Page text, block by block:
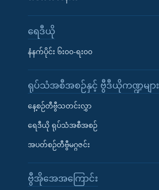
ရေဒီယို
နံနက်ပိုင်း ၆း၀၀-ရး၀၀
ရုပ်သံအစီအစဉ်နှင့် ဗွီဒီယိုကဏ္ဍများ
နေ့စဉ်တီဗွီသတင်းလွှာ
ရေဒီယို ရုပ်သံအစီအစဉ်
အပတ်စဉ်တီဗွီမဂ္ဂဇင်း
ဗွီအိုအေအကြောင်း